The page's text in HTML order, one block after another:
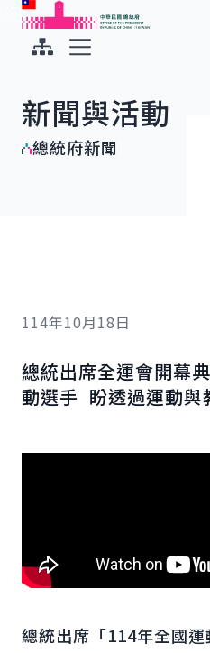
跳到主要內容
中華民國總統府
新聞與活動
總統府新聞
114年10月18日
總統出席全運會開幕
動選手 盼透過運動與
總統出席「114年全國運